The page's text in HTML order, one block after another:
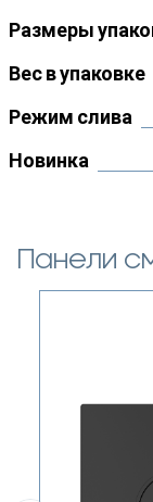
Размеры
Вес в упаковке
Режим слива
Новинка
Панели